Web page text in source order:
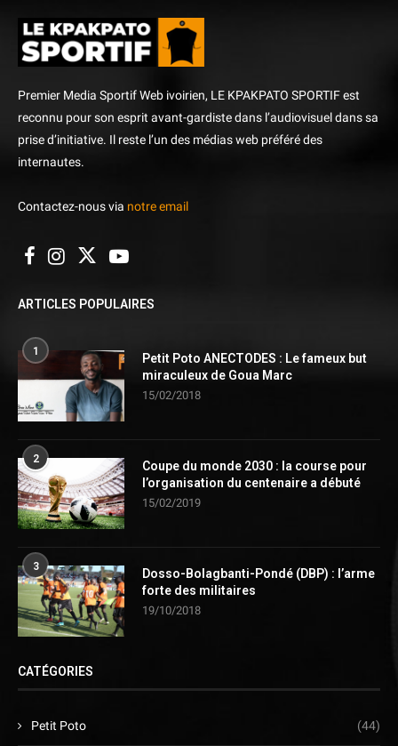
Premier Media Sportif Web ivoirien, LE KPAKPATO SPORTIF est
reconnu pour son esprit avant-gardiste dans l’audiovisuel dans sa
prise d’initiative. Il reste l’un des médias web préféré des
internautes.
Contactez-nous via notre email
ARTICLES POPULAIRES
1
Petit Poto ANECTODES : Le fameux but
miraculeux de Goua Marc
15/02/2018
2
Coupe du monde 2030 : la course pour
l’organisation du centenaire a débuté
15/02/2019
3
Dosso-Bolagbanti-Pondé (DBP) : l’arme
forte des militaires
19/10/2018
CATÉGORIES
Petit Poto (44)